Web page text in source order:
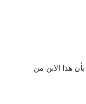
هذا الابن من